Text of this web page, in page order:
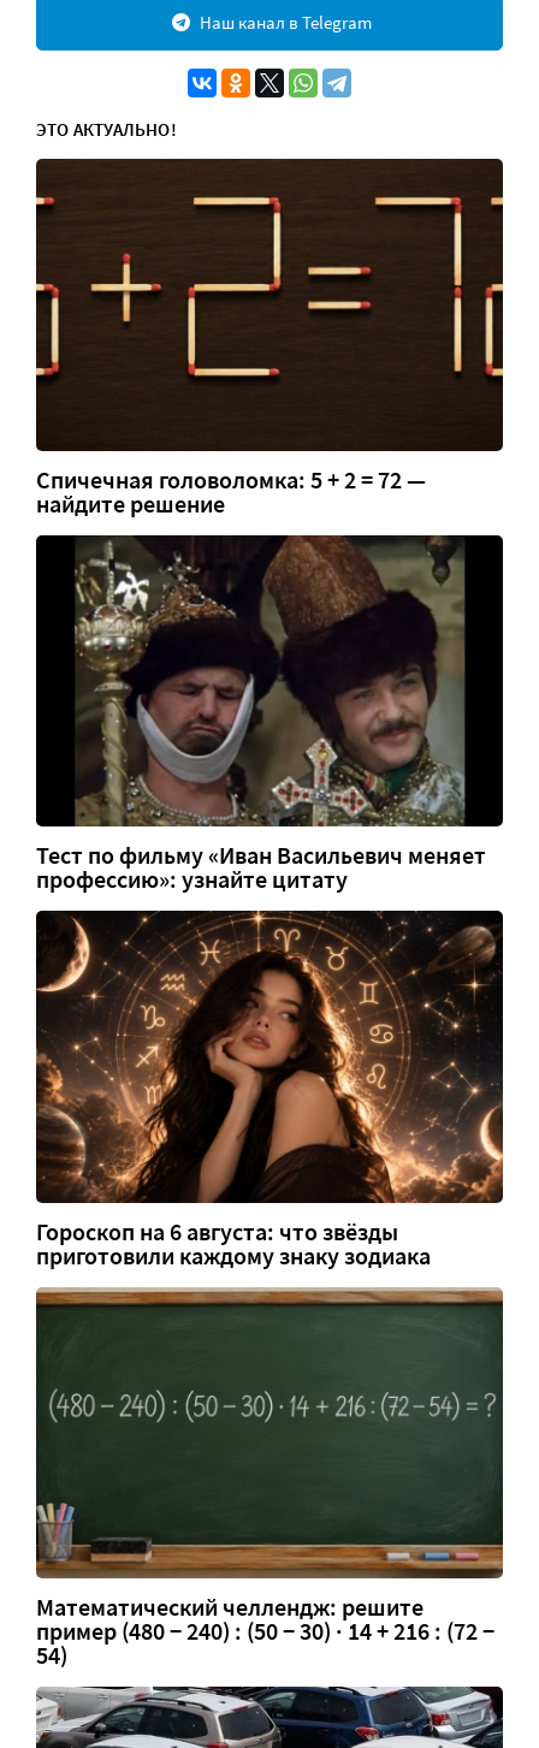
Наш канал в Telegram
ЭТО АКТУАЛЬНО!
Спичечная головоломка: 5 + 2 = 72 —
найдите решение
Тест по фильму «Иван Васильевич меняет
профессию»: узнайте цитату
Гороскоп на 6 августа: что звёзды
приготовили каждому знаку зодиака
Математический челлендж: решите
пример (480 − 240) : (50 − 30) · 14 + 216 : (72 −
54)